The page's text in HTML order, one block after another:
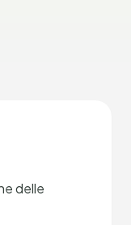
delle